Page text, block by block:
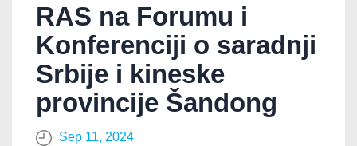
RAS na Forumu i
Konferenciji o saradnji
Srbije i kineske
provincije Šandong
Sep 11, 2024